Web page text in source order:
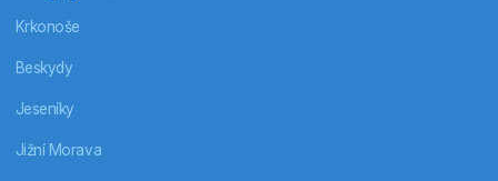
Krkonoše
Beskydy
Jeseníky
Jižní Morava